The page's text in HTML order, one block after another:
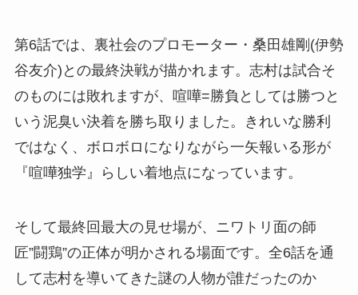
第6話では、裏社会のプロモーター・桑田雄剛(伊勢
谷友介)との最終決戦が描かれます。志村は試合そ
のものには敗れますが、喧嘩=勝負としては勝つと
いう泥臭い決着を勝ち取りました。きれいな勝利
ではなく、ボロボロになりながら一矢報いる形が
『喧嘩独学』らしい着地点になっています。
そして最終回最大の見せ場が、ニワトリ面の師
匠”闘鶏”の正体が明かされる場面です。全6話を通
して志村を導いてきた謎の人物が誰だったのか